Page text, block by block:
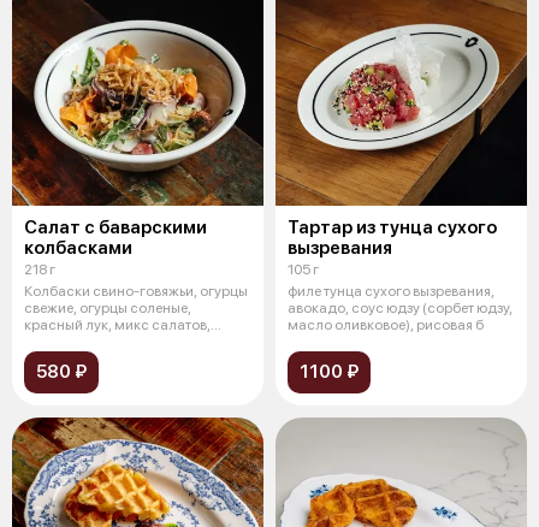
Салат с баварскими
колбасками
218 г
Колбаски свино-говяжьи, огурцы
свежие, огурцы соленые,
красный лук, микс салатов,
580 ₽
Тартар из тунца сухого
вызревания
105 г
филе тунца сухого вызревания,
авокадо, соус юдзу (сорбет юдзу,
масло оливковое), рисовая б
1100 ₽